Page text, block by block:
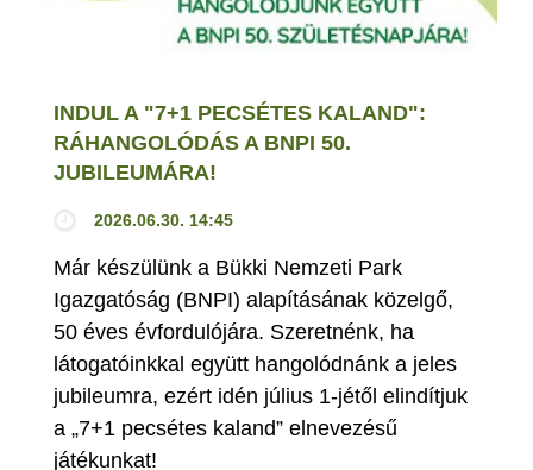
INDUL A "7+1 PECSÉTES KALAND":
RÁHANGOLÓDÁS A BNPI 50.
JUBILEUMÁRA!
2026.06.30. 14:45
Már készülünk a Bükki Nemzeti Park
Igazgatóság (BNPI) alapításának közelgő,
50 éves évfordulójára. Szeretnénk, ha
látogatóinkkal együtt hangolódnánk a jeles
jubileumra, ezért idén július 1-jétől elindítjuk
a „7+1 pecsétes kaland” elnevezésű
játékunkat!